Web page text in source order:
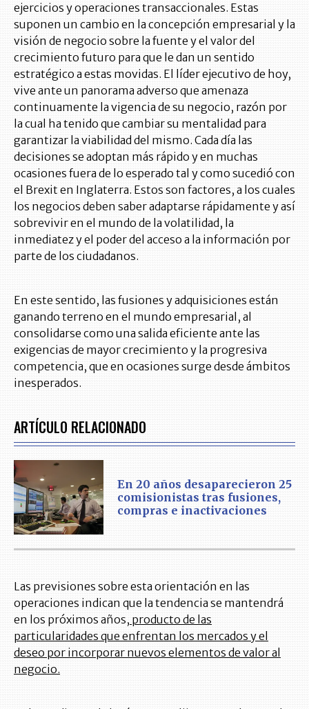
ejercicios y operaciones transaccionales. Estas
suponen un cambio en la concepción empresarial y la
visión de negocio sobre la fuente y el valor del
crecimiento futuro para que le dan un sentido
estratégico a estas movidas. El líder ejecutivo de hoy,
vive ante un panorama adverso que amenaza
continuamente la vigencia de su negocio, razón por
la cual ha tenido que cambiar su mentalidad para
garantizar la viabilidad del mismo. Cada día las
decisiones se adoptan más rápido y en muchas
ocasiones fuera de lo esperado tal y como sucedió con
el Brexit en Inglaterra. Estos son factores, a los cuales
los negocios deben saber adaptarse rápidamente y así
sobrevivir en el mundo de la volatilidad, la
inmediatez y el poder del acceso a la información por
parte de los ciudadanos.
En este sentido, las fusiones y adquisiciones están
ganando terreno en el mundo empresarial, al
consolidarse como una salida eficiente ante las
exigencias de mayor crecimiento y la progresiva
competencia, que en ocasiones surge desde ámbitos
inesperados.
ARTÍCULO RELACIONADO
En 20 años desaparecieron 25
comisionistas tras fusiones,
compras e inactivaciones
Las previsiones sobre esta orientación en las
operaciones indican que la tendencia se mantendrá
en los próximos años, producto de las
particularidades que enfrentan los mercados y el
deseo por incorporar nuevos elementos de valor al
negocio.